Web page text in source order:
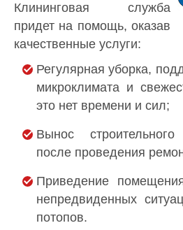
Клининговая служба
придет на помощь, оказав
качественные услуги:
Регулярная уборка,
микроклимата и
это нет времени и сил;
Вынос
после проведения
Приведение
непредвиденных
потопов.